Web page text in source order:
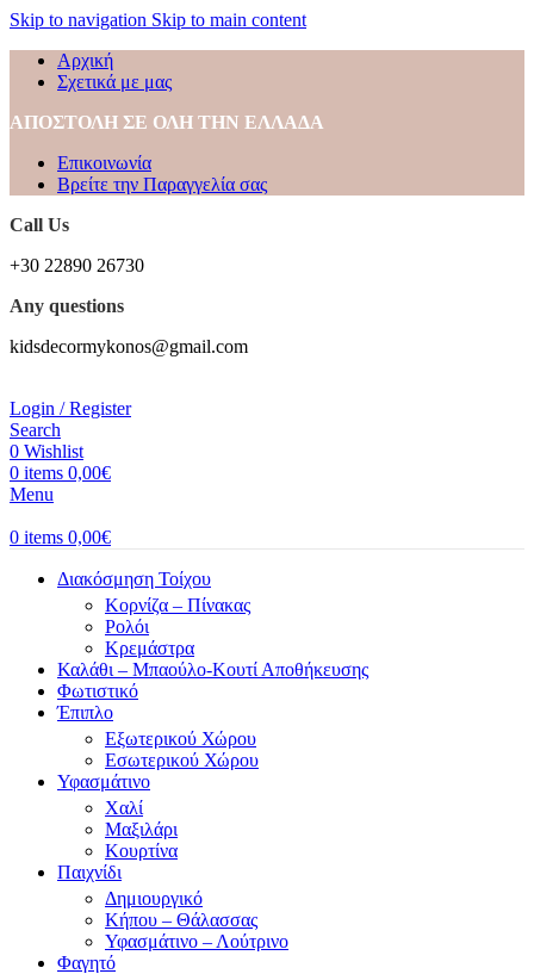
Skip to navigation Skip to main content
Αρχική
Σχετικά με μας
ΑΠΟΣΤΟΛΗ ΣΕ ΟΛΗ ΤΗΝ ΕΛΛΑΔΑ
Επικοινωνία
Βρείτε την Παραγγελία σας
Call Us
+30 22890 26730
Any questions
kidsdecormykonos@gmail.com
Login / Register
Search
0 Wishlist
0 items 0,00€
Menu
0 items 0,00€
Διακόσμηση Τοίχου
Κορνίζα – Πίνακας
Ρολόι
Κρεμάστρα
Καλάθι – Μπαούλο-Κουτί Αποθήκευσης
Φωτιστικό
Έπιπλο
Εξωτερικού Χώρου
Εσωτερικού Χώρου
Υφασμάτινο
Χαλί
Μαξιλάρι
Κουρτίνα
Παιχνίδι
Δημιουργικό
Κήπου – Θάλασσας
Υφασμάτινο – Λούτρινο
Φαγητό